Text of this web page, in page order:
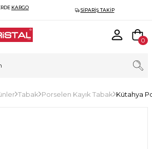
KARGO
SIPARIŞ TAKIP
0
Tabak Porselen Kayık Tabak Kütahya